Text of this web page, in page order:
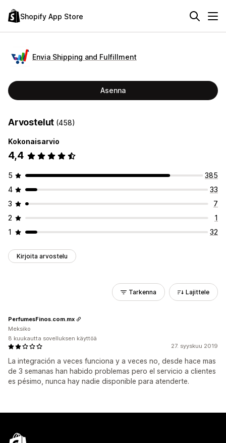
Shopify App Store
Envia Shipping and Fulfillment
Asenna
Arvostelut (458)
Kokonaisarvio
4,4
5
385
4
33
3
7
2
1
1
32
Kirjoita arvostelu
Tarkenna Lajittele
27. syyskuu 2019
La integración a veces funciona y a veces no, desde hace mas
de 3 semanas han habido problemas pero el servicio a clientes
es pésimo, nunca hay nadie disponible para atenderte.
PerfumesFinos.com.mx
Meksiko
8 kuukautta sovelluksen käyttöä